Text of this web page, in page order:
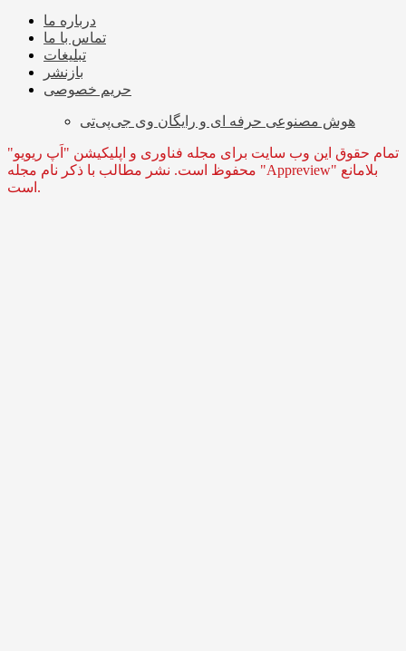
درباره ما
تماس با ما
تبلیغات
بازنشر
حریم خصوصی
هوش مصنوعی حرفه ای و رایگان وی جی‌پی‌تی
تمام حقوق این وب سایت برای مجله فناوری و اپلیکیشن "اَپ ریویو"
محفوظ است. نشر مطالب با ذکر نام مجله "Appreview" بلامانع
است.